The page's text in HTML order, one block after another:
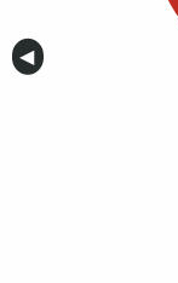
Anterior
◀︎